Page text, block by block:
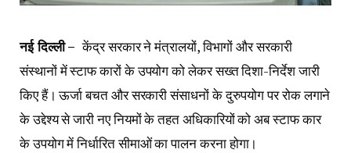
नई दिल्ली –केंद्र सरकार ने मंत्रालयों, विभागों और सरकारी
संस्थानों में स्टाफ कारों के उपयोग को लेकर सख्त दिशा-निर्देश जारी
किए हैं। ऊर्जा बचत और सरकारी संसाधनों के दुरुपयोग पर रोक लगाने
के उद्देश्य से जारी नए नियमों के तहत अधिकारियों को अब स्टाफ कार
के उपयोग में निर्धारित सीमाओं का पालन करना होगा।